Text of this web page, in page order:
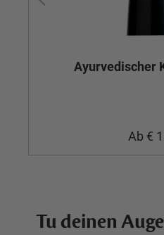
Ayurvedischer
Ab €
Tu deinen